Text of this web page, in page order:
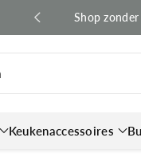
Shop
Keukenaccessoires